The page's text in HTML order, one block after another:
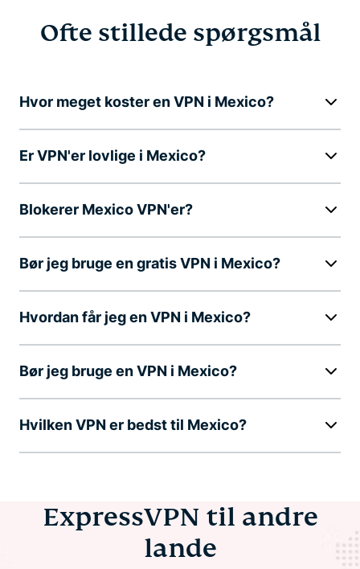
Ofte stillede spørgsmål
Hvor meget koster en VPN i Mexico?
Er VPN'er lovlige i Mexico?
Blokerer Mexico VPN'er?
Bør jeg bruge en gratis VPN i Mexico?
Hvordan får jeg en VPN i Mexico?
Bør jeg bruge en VPN i Mexico?
Hvilken VPN er bedst til Mexico?
ExpressVPN til andre
lande